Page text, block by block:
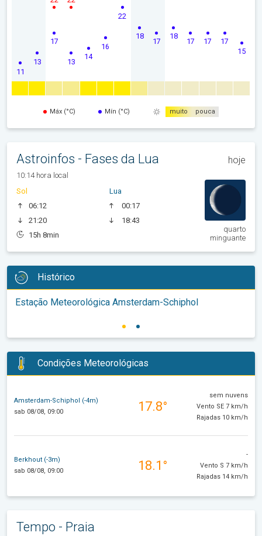
11
13
17
13
14
16
22
18
17
18
17 17 17
15
Máx (°C) Mín (°C) muito pouca
Astroinfos - Fases da Lua hoje
10:14 hora local
Sol
06:12
21:20
15h 8min
Lua
00:17
18:43
quarto
minguante
Histórico
Estação Meteorológica Amsterdam-Schiphol
Condições Meteorológicas
Amsterdam-Schiphol (-4m)
sab 08/08, 09:00
17.8°
sem nuvens
Vento SE 7 km/h
Rajadas 10 km/h
Berkhout (-3m)
sab 08/08, 09:00
18.1°
-
Vento S 7 km/h
Rajadas 14 km/h
Tempo - Praia